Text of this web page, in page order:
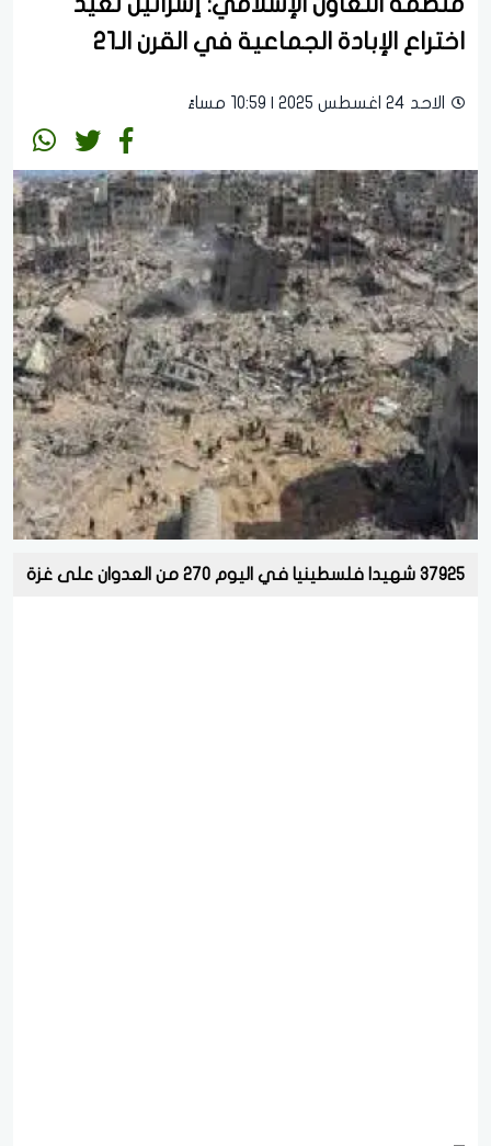
اختراع الإبادة الجماعية في القرن الـ21
الاحد 24 اغسطس 2025 | 10:59 مساءً
37925 شهيدا فلسطينيا في اليوم 270 من العدوان على غزة